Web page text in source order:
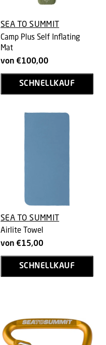
SEA TO SUMMIT
Camp Plus Self Inflating
Mat
von €100,00
SCHNELLKAUF
SEA TO SUMMIT
Airlite Towel
von €15,00
SCHNELLKAUF